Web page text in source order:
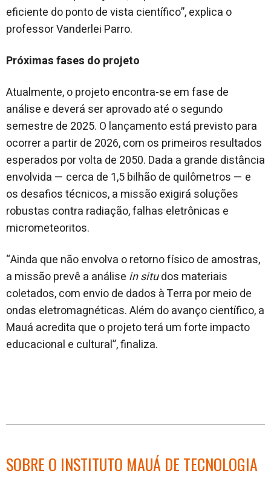
eficiente do ponto de vista científico”, explica o
professor Vanderlei Parro.
Próximas fases do projeto
Atualmente, o projeto encontra-se em fase de
análise e deverá ser aprovado até o segundo
semestre de 2025. O lançamento está previsto para
ocorrer a partir de 2026, com os primeiros resultados
esperados por volta de 2050. Dada a grande distância
envolvida — cerca de 1,5 bilhão de quilômetros — e
os desafios técnicos, a missão exigirá soluções
robustas contra radiação, falhas eletrônicas e
micrometeoritos.
“Ainda que não envolva o retorno físico de amostras,
a missão prevê a análise in situdos materiais
coletados, com envio de dados à Terra por meio de
ondas eletromagnéticas. Além do avanço científico, a
Mauá acredita que o projeto terá um forte impacto
educacional e cultural”, finaliza.
SOBRE O INSTITUTO MAUÁ DE TECNOLOGIA